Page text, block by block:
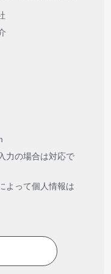
力の場合は対応で
よって個人情報は